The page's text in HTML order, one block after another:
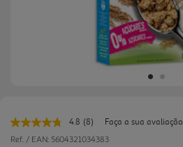
4.8 Leu
8
(8)
Faça a sua avaliação
Ref. / EAN: 5604321034383